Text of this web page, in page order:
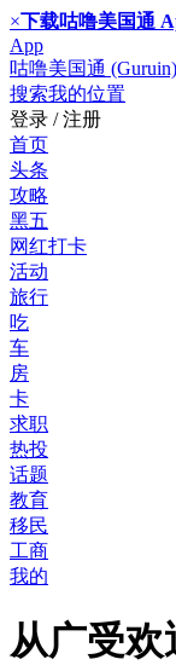
×下载咕噜美国通
App
咕噜美国通 (Guruin)
搜索我的位置
登录 / 注册
首页
头条
攻略
黑五
网红打卡
活动
旅行
吃
车
房
卡
求职
热投
话题
教育
移民
工商
我的
从广受欢